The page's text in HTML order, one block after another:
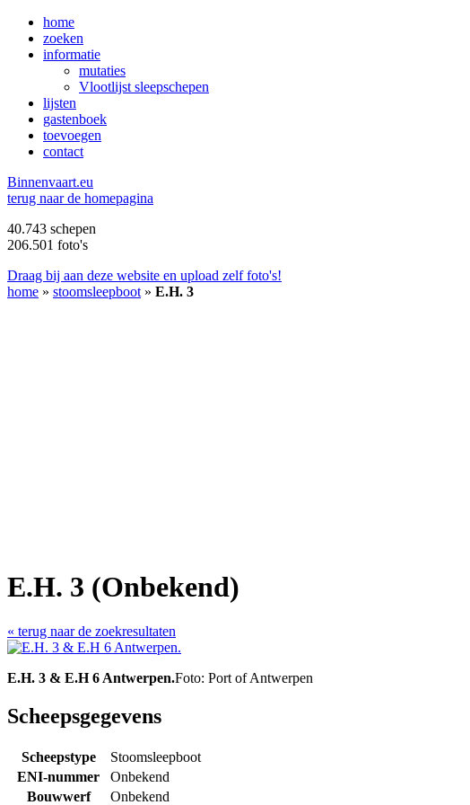
home
zoeken
informatie
mutaties
Vlootlijst sleepschepen
lijsten
gastenboek
toevoegen
contact
Binnenvaart.eu
terug naar de homepagina
40.743 schepen
206.501 foto's
Draag bij aan deze website en upload zelf foto's!
home » stoomsleepboot » E.H. 3
E.H. 3 (Onbekend)
« terug naar de zoekresultaten
E.H. 3 & E.H 6 Antwerpen.Foto: Port of Antwerpen
Scheepsgegevens
Scheepstype
Stoomsleepboot
ENI-nummer
Onbekend
Bouwwerf
Onbekend